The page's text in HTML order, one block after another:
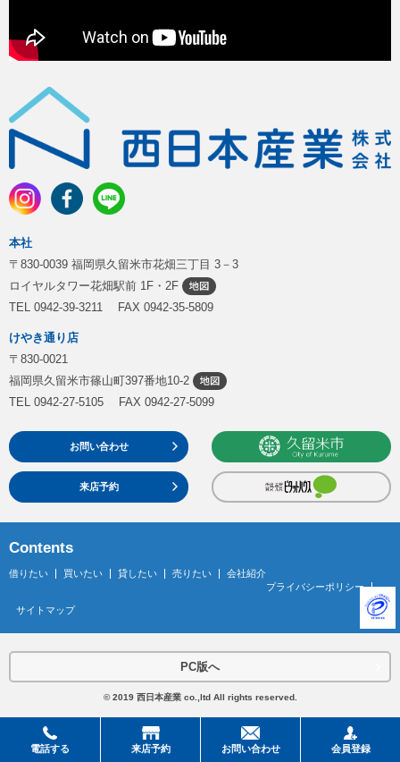
本社
〒830-0039 福岡県久留米市花畑三丁目 3－3
ロイヤルタワー花畑駅前 1F・2F
TEL 0942-39-3211 FAX 0942-35-5809
けやき通り店
〒830-0021
福岡県久留米市篠山町397番地10-2
TEL 0942-27-5105 FAX 0942-27-5099
お問い合わせ
来店予約
Contents
借りたい 買いたい 貸したい 売りたい
会社紹介
プライバシーポリシー
サイトマップ
PC版へ
© 2019 西日本産業 co.,ltd All rights reserved.
電話する 来店予約 お問い合わせ 会員登録